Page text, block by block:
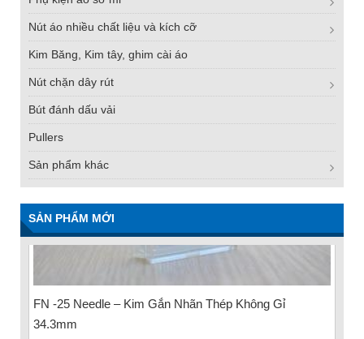
Nút áo nhiều chất liệu và kích cỡ
Kim Băng, Kim tây, ghim cài áo
Nút chặn dây rút
Bút đánh dấu vải
Pullers
Sản phẩm khác
SẢN PHẨM MỚI
FN -25 Needle – Kim Gắn Nhãn Thép Không Gỉ
34.3mm